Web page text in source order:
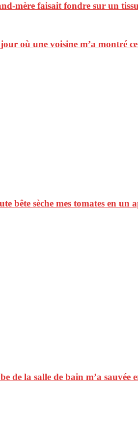
mère faisait fondre sur un
où une voisine m’a montré
bête sèche mes tomates en un
de la salle de bain m’a sauvée